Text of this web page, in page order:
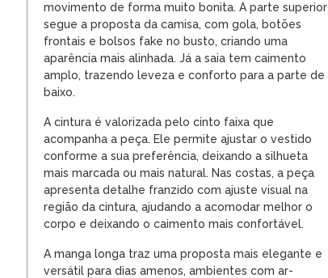
movimento de forma muito bonita. A parte superior
segue a proposta da camisa, com gola, botões
frontais e bolsos fake no busto, criando uma
aparência mais alinhada. Já a saia tem caimento
amplo, trazendo leveza e conforto para a parte de
baixo.
A cintura é valorizada pelo cinto faixa que
acompanha a peça. Ele permite ajustar o vestido
conforme a sua preferência, deixando a silhueta
mais marcada ou mais natural. Nas costas, a peça
apresenta detalhe franzido com ajuste visual na
região da cintura, ajudando a acomodar melhor o
corpo e deixando o caimento mais confortável.
A manga longa traz uma proposta mais elegante e
versátil para dias amenos, ambientes com ar-